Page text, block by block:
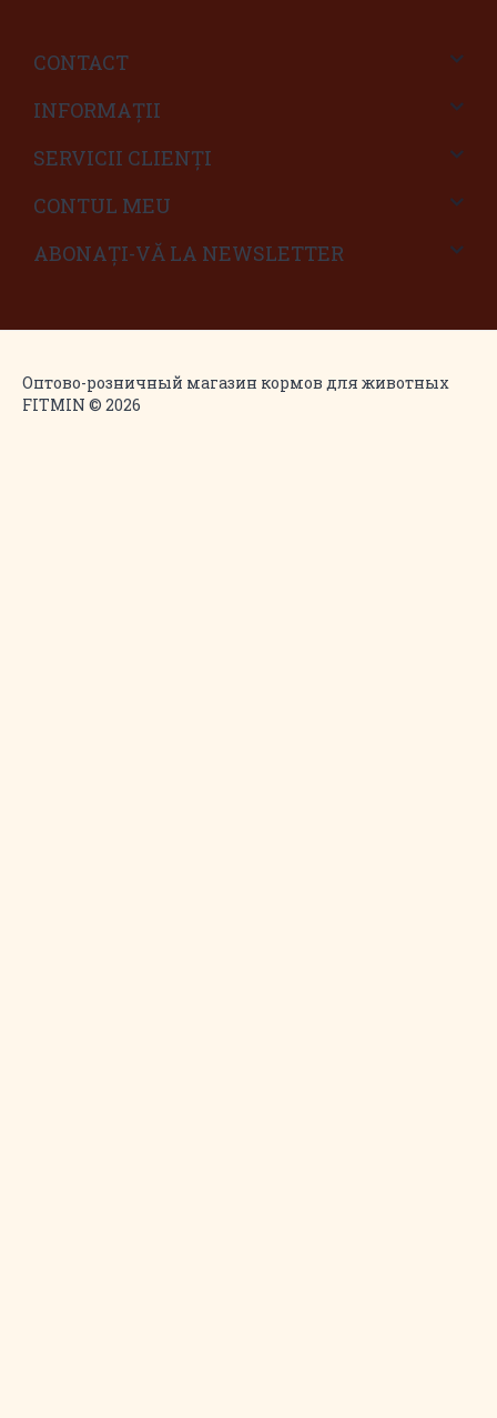
CONTACT
INFORMAŢII
SERVICII CLIENŢI
CONTUL MEU
ABONAȚI-VĂ LA NEWSLETTER
Оптово-розничный магазин кормов для животных
FITMIN © 2026